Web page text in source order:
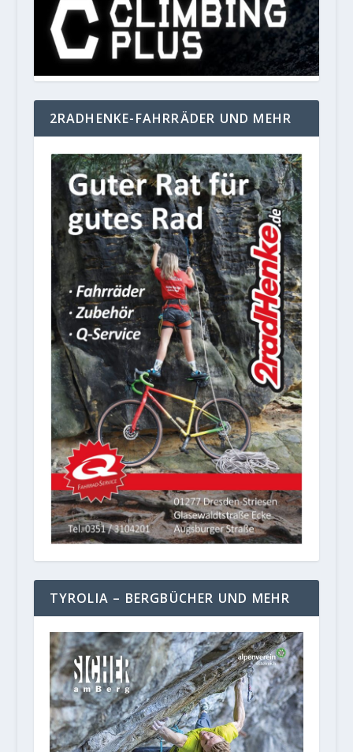
2RADHENKE-FAHRRÄDER UND MEHR
TYROLIA – BERGBÜCHER UND MEHR